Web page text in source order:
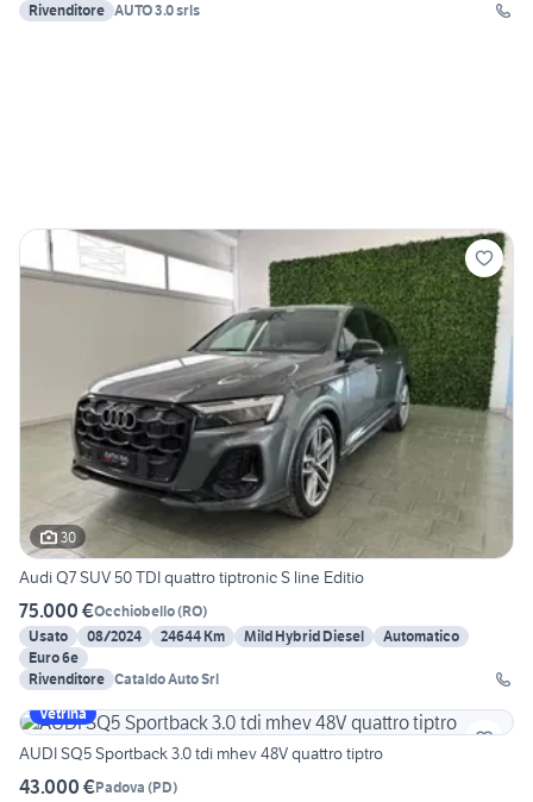
Rivenditore AUTO 3.0 srls
30
Audi Q7 SUV 50 TDI quattro tiptronic S line Editio
75.000 €Occhiobello(RO)
Usato
08/2024 24644 Km Mild Hybrid Diesel
Automatico
Euro 6e
Rivenditore Cataldo Auto Srl
Vetrina
AUDI SQ5 Sportback 3.0 tdi mhev 48V quattro tiptro
43.000 €Padova (PD)